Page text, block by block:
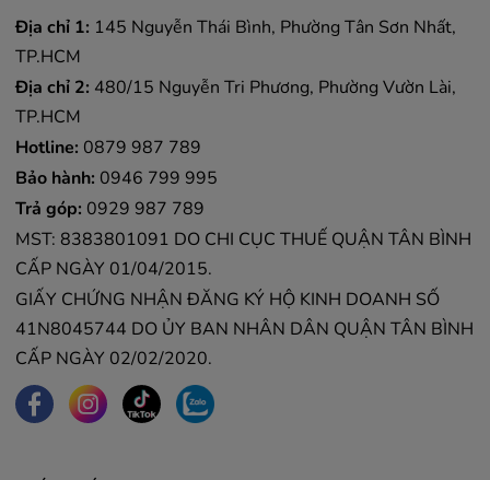
Địa chỉ 1: 145 Nguyễn Thái Bình, Phường Tân Sơn Nhất,
TP.HCM
Địa chỉ 2: 480/15 Nguyễn Tri Phương, Phường Vườn Lài,
TP.HCM
Hotline: 0879 987 789
Bảo hành: 0946 799 995
Trả góp: 0929 987 789
MST: 8383801091 DO CHI CỤC THUẾ QUẬN TÂN BÌNH
CẤP NGÀY 01/04/2015.
GIẤY CHỨNG NHẬN ĐĂNG KÝ HỘ KINH DOANH SỐ
41N8045744 DO ỦY BAN NHÂN DÂN QUẬN TÂN BÌNH
CẤP NGÀY 02/02/2020.